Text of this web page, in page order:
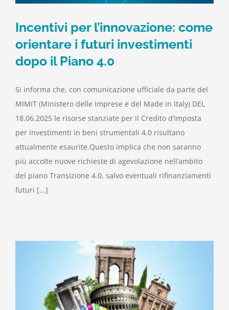
Incentivi per l’innovazione: come
orientare i futuri investimenti
dopo il Piano 4.0
Si informa che, con comunicazione ufficiale da parte del
MIMIT (Ministero delle Imprese e del Made in Italy) DEL
18.06.2025 le risorse stanziate per il Credito d’Imposta
per investimenti in beni strumentali 4.0 risultano
attualmente esaurite.Questo implica che non saranno
più accolte nuove richieste di agevolazione nell’ambito
del piano Transizione 4.0, salvo eventuali rifinanziamenti
futuri [...]